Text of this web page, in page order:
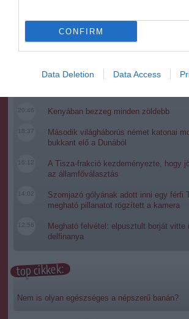
CONFIRM
Data Deletion Data Access
ma.hu legfrissebb hírei:
Nagy erőkkel keresik a szomjazó
Magyar Péter: átfogó energiafejlesztési
20:46 Kenyában bezzeg minden zöldebb
18:37
Második világháborús német katonai
bukkant elő a Dunából
16:12
A Tisza-frakció kezdeményezte, hogy
az államfőválasztás
14:02
Szomjazó gólyának adott inni egy férfi
megható pillanatot rögzített a kamera
12:56
Megható felvétel: elpusztult borját vitte
delfinanya
top cikkek:
Nem is olyan egészséges a népszerű banán?